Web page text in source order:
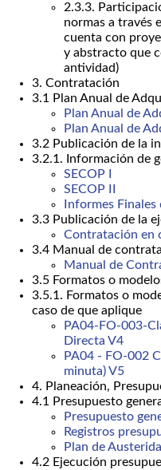
2.3.3.
normas a través
cuenta con
y abstracto que
antividad)
3. Contratación
3.1 Plan Anual de
Plan Anual de
Plan Anual de
3.2 Publicación de la
3.2.1. Información de
SECOP I
SECOP II
Informes
3.3 Publicación de la
Contratación en
3.4 Manual de
Manual de
3.5 Formatos o
3.5.1. Formatos o
caso de que aplique
PA04-FO-003-
Directa V4
PA04 - FO-002
minuta) V5
4. Planeación,
4.1 Presupuesto
Presupuesto
Registros
Plan de
4.2 Ejecución